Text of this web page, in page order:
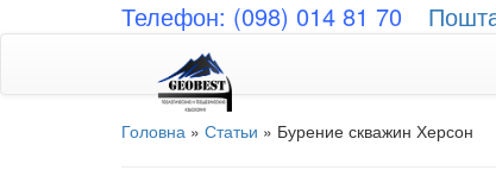
Телефон: (098) 014 81 70
Головна » Статьи » Бурение скважин Херсон